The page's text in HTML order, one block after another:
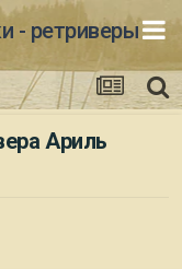
- ретриверы
Ариль